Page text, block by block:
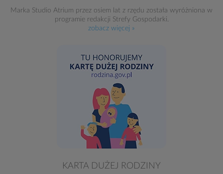
Marka Studio Atrium przez osiem lat z rzędu została wyróżniona w
programie redakcji Strefy Gospodarki.
zobacz więcej »
KARTA DUŻEJ RODZINY